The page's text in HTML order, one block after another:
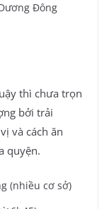
Đông
thì chưa trọn
bởi trải
và cách ăn
quyện.
(nhiều cơ sở)